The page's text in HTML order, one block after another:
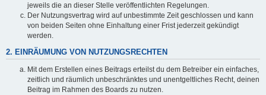
jeweils die an dieser Stelle veröffentlichten Regelungen.
Der Nutzungsvertrag wird auf unbestimmte Zeit geschlossen und kann
von beiden Seiten ohne Einhaltung einer Frist jederzeit gekündigt
werden.
2. EINRÄUMUNG VON NUTZUNGSRECHTEN
Mit dem Erstellen eines Beitrags erteilst du dem Betreiber ein einfaches,
zeitlich und räumlich unbeschränktes und unentgeltliches Recht, deinen
Beitrag im Rahmen des Boards zu nutzen.